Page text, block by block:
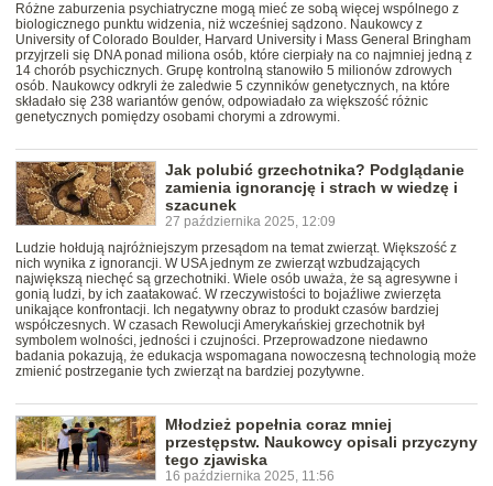
Różne zaburzenia psychiatryczne mogą mieć ze sobą więcej wspólnego z
biologicznego punktu widzenia, niż wcześniej sądzono. Naukowcy z
University of Colorado Boulder, Harvard University i Mass General Bringham
przyjrzeli się DNA ponad miliona osób, które cierpiały na co najmniej jedną z
14 chorób psychicznych. Grupę kontrolną stanowiło 5 milionów zdrowych
osób. Naukowcy odkryli że zaledwie 5 czynników genetycznych, na które
składało się 238 wariantów genów, odpowiadało za większość różnic
genetycznych pomiędzy osobami chorymi a zdrowymi.
Jak polubić grzechotnika? Podglądanie
zamienia ignorancję i strach w wiedzę i
szacunek
27 października 2025, 12:09
Ludzie hołdują najróżniejszym przesądom na temat zwierząt. Większość z
nich wynika z ignorancji. W USA jednym ze zwierząt wzbudzających
największą niechęć są grzechotniki. Wiele osób uważa, że są agresywne i
gonią ludzi, by ich zaatakować. W rzeczywistości to bojaźliwe zwierzęta
unikające konfrontacji. Ich negatywny obraz to produkt czasów bardziej
współczesnych. W czasach Rewolucji Amerykańskiej grzechotnik był
symbolem wolności, jedności i czujności. Przeprowadzone niedawno
badania pokazują, że edukacja wspomagana nowoczesną technologią może
zmienić postrzeganie tych zwierząt na bardziej pozytywne.
Młodzież popełnia coraz mniej
przestępstw. Naukowcy opisali przyczyny
tego zjawiska
16 października 2025, 11:56